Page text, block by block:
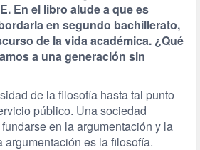
En el libro alude a que es
en segundo bachillerato,
de la vida académica. ¿Qué
a una generación sin
de la filosofía hasta tal punto
público. Una sociedad
en la argumentación y la
es la filosofía.